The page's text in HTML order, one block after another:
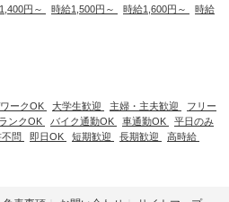
円～ 時給1,500円～ 時給1,600円～
時給
ークOK 大学生歓迎 主婦・主夫歓迎
フリー
ンクOK バイク通勤OK 車通勤OK
平日のみ
問 即日OK 短期歓迎 長期歓迎 高時給